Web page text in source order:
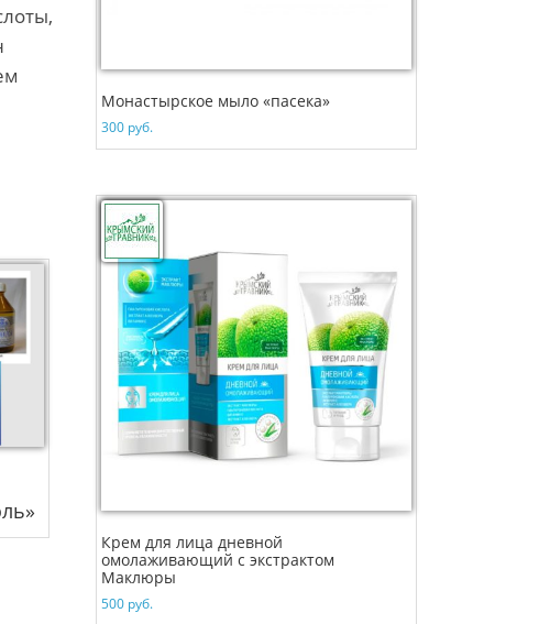
Монастырское мыло «пасека»
300 руб.
Крем для лица дневной
омолаживающий с экстрактом
Маклюры
500 руб.